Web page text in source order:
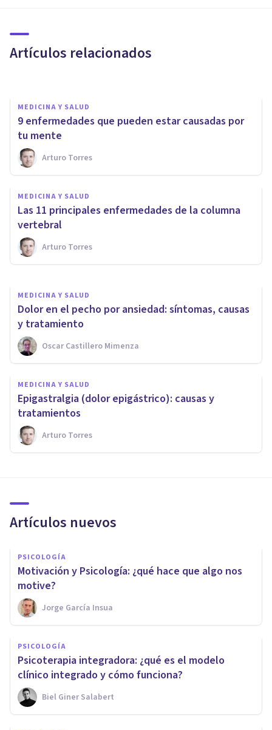
Artículos relacionados
tratamiento
MEDICINA Y SALUD
​9 enfermedades que pueden estar causadas por
tu mente
Arturo Torres
MEDICINA Y SALUD
Las 11 principales enfermedades de la columna
vertebral
Arturo Torres
MEDICINA Y SALUD
Sensibilización central:
causas, y síntomas y
enfermedades asociadas
Samuel Antonio Sánchez Amador
MEDICINA Y SALUD
Dolor en el pecho por ansiedad: síntomas, causas
y tratamiento
Oscar Castillero Mimenza
MEDICINA Y SALUD
Epigastralgia (dolor epigástrico): causas y
tratamientos
Arturo Torres
Artículos nuevos
PSICOLOGÍA
Motivación y Psicología: ¿qué hace que algo nos
motive?
Jorge García Insua
PSICOLOGÍA
Psicoterapia integradora: ¿qué es el modelo
clínico integrado y cómo funciona?
Biel Giner Salabert